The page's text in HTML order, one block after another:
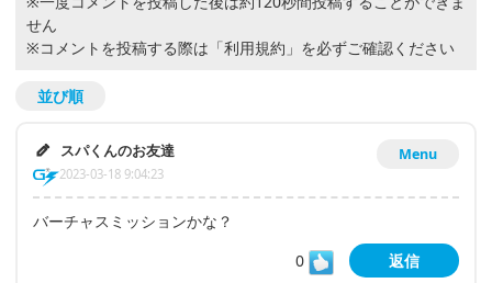
せん
※コメントを投稿する際は 「利用規約」 を必ずご確認ください
並び順
Menu
スパくんのお友達
2023-03-18 9:04:23
バーチャスミッションかな？
0
返信